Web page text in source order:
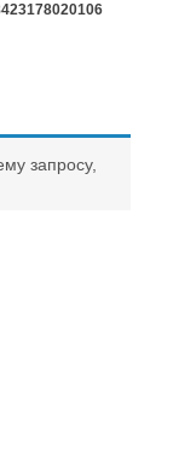
запросу,